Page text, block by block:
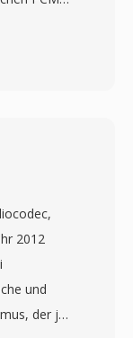
und
wie für
der
Die
2012
und
der je